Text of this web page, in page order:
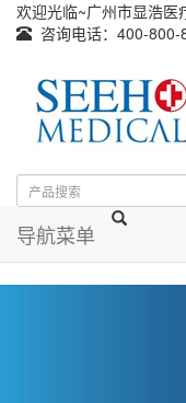
欢迎光临~广州市显浩医
咨询电话：400-
导航菜单